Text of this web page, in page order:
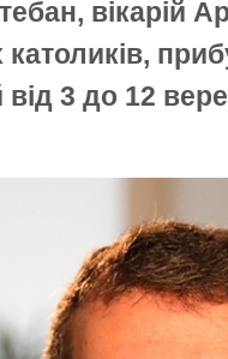
вікарій
3 до 12